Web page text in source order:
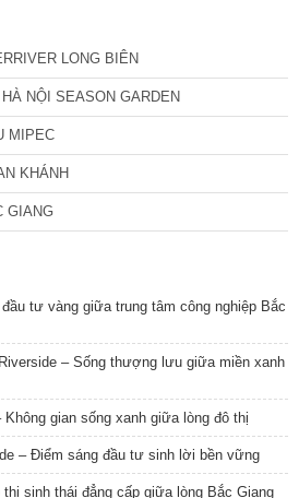
LONG BIÊN
NỘI SEASON GARDEN
MIPEC
KHÁNH
GIANG
tư vàng giữa trung tâm công nghiệp Bắc
– Sống thượng lưu giữa miền xanh
gian sống xanh giữa lòng đô thị
– Điểm sáng đầu tư sinh lời bền vững
sinh thái đẳng cấp giữa lòng Bắc Giang